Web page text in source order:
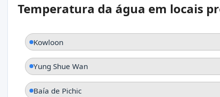
Temperatura da água em locais
Kowloon
Yung Shue Wan
Baía de Pichic